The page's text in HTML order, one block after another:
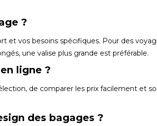
?
et vos besoins spécifiques. Pour des
une valise plus grande est préférable.
ligne ?
de comparer les prix facilement et
des bagages ?